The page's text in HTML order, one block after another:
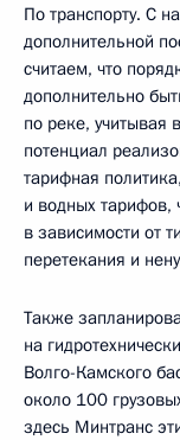
По транспорту. С
дополнительной
считаем, что
дополнительно
по реке, учитывая
потенциал
тарифная
и водных тарифов,
в зависимости от
перетекания и
Также
на
Волго-Камского
около 100
здесь Минтранс